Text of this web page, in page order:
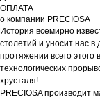
ОПЛАТА
о компании PRECIOSA
История всемирно
столетий и уносит нас в
протяжении всего
технологических
хрусталя!
PRECIOSA производит